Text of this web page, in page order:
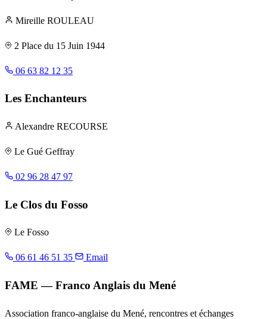
Mireille ROULEAU
2 Place du 15 Juin 1944
06 63 82 12 35
Les Enchanteurs
Alexandre RECOURSE
Le Gué Geffray
02 96 28 47 97
Le Clos du Fosso
Le Fosso
06 61 46 51 35 Email
FAME — Franco Anglais du Mené
Association franco-anglaise du Mené, rencontres et échanges